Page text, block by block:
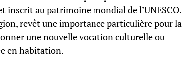
au patrimoine mondial de l’UNESCO.
revêt une importance particulière pour la
une nouvelle vocation culturelle ou
en habitation.